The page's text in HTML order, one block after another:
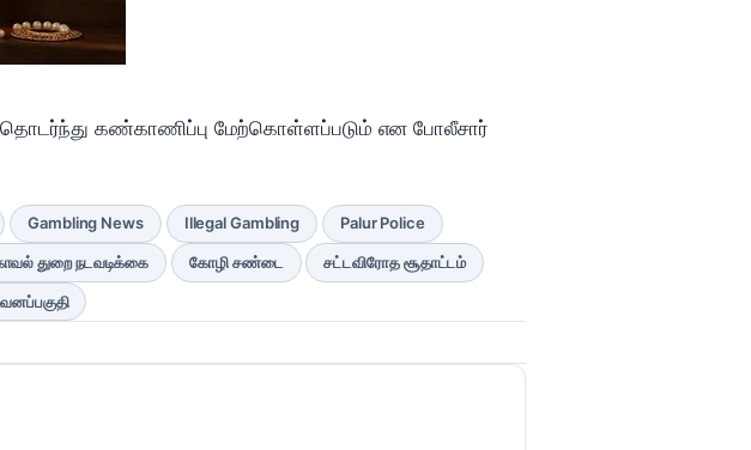
கண்காணிப்பு மேற்கொள்ளப்படும் என போலீசார்
Gambling News Illegal Gambling Palur Police
துறை நடவடிக்கை கோழி சண்டை சட்டவிரோத சூதாட்டம்
வனப்பகுதி